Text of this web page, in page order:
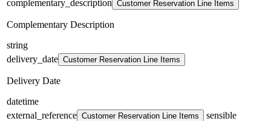
complementary_description Customer Reservation Line Items
Complementary Description
string
delivery_date Customer Reservation Line Items
Delivery Date
datetime
external_reference Customer Reservation Line Items sensible